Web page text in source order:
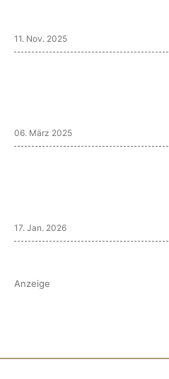
11. Nov. 2025
06. März 2025
17. Jan. 2026
Anzeige